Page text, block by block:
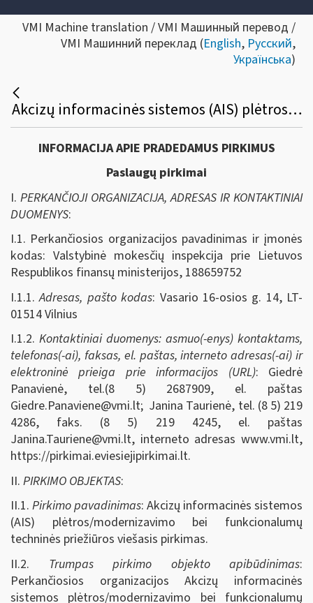
VMI Machine translation / VMI Машинный перевод /
VMI Машинний переклад (English, Русский,
Українська)
Akcizų informacinės sistemos (AIS) plėtros/modernizavimo bei funkcionalumų techninės priežiūros viešasis pirkimas
INFORMACIJA APIE PRADEDAMUS PIRKIMUS
Paslaugų pirkimai
I. PERKANČIOJI ORGANIZACIJA, ADRESAS IR KONTAKTINIAI
DUOMENYS:
I.1. Perkančiosios organizacijos pavadinimas ir įmonės
kodas: Valstybinė mokesčių inspekcija prie Lietuvos
Respublikos finansų ministerijos, 188659752
I.1.1.Adresas, pašto kodas: Vasario 16-osios g. 14, LT-
01514 Vilnius
I.1.2. Kontaktiniai duomenys: asmuo(-enys) kontaktams,
telefonas(-ai), faksas, el. paštas, interneto adresas(-ai) ir
elektroninė prieiga prie informacijos (URL): Giedrė
Panavienė, tel.(8 5) 2687909, el. paštas
Giedre.Panaviene@vmi.lt; Janina Taurienė, tel. (8 5) 219
4286, faks. (8 5) 219 4245, el. paštas
Janina.Tauriene@vmi.lt, interneto adresas www.vmi.lt,
https://pirkimai.eviesiejipirkimai.lt.
II. PIRKIMO OBJEKTAS:
II.1. Pirkimo pavadinimas: Akcizų informacinės sistemos
(AIS) plėtros/modernizavimo bei funkcionalumų
techninės priežiūros viešasis pirkimas.
II.2. Trumpas pirkimo objekto apibūdinimas:
Perkančiosios organizacijos Akcizų informacinės
sistemos plėtros/modernizavimo bei funkcionalumų